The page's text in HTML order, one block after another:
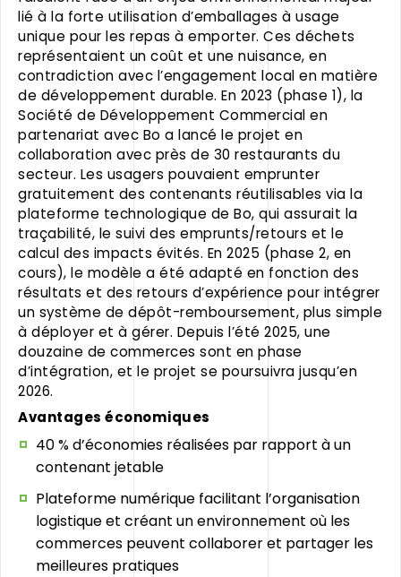
lié à la forte utilisation d’emballages à usage
unique pour les repas à emporter. Ces déchets
représentaient un coût et une nuisance, en
contradiction avec l’engagement local en matière
de développement durable. En 2023 (phase 1), la
Société de Développement Commercial en
partenariat avec Bo a lancé le projet en
collaboration avec près de 30 restaurants du
secteur. Les usagers pouvaient emprunter
gratuitement des contenants réutilisables via la
plateforme technologique de Bo, qui assurait la
traçabilité, le suivi des emprunts/retours et le
calcul des impacts évités. En 2025 (phase 2, en
cours), le modèle a été adapté en fonction des
résultats et des retours d’expérience pour intégrer
un système de dépôt-remboursement, plus simple
à déployer et à gérer. Depuis l’été 2025, une
douzaine de commerces sont en phase
d’intégration, et le projet se poursuivra jusqu’en
2026.
Avantages économiques
40 % d’économies réalisées par rapport à un
contenant jetable
Plateforme numérique facilitant l’organisation
logistique et créant un environnement où les
commerces peuvent collaborer et partager les
meilleures pratiques